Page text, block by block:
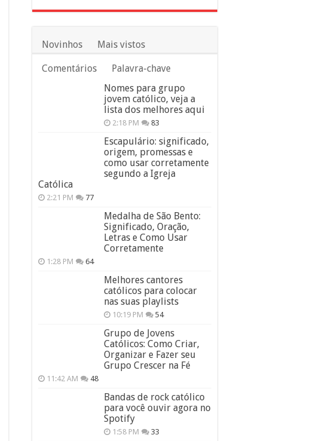
Novinhos Mais vistos
Comentários
Palavra-chave
Nomes para grupo
jovem católico, veja a
lista dos melhores aqui
2:18 PM 83
Escapulário: significado,
origem, promessas e
como usar corretamente
segundo a Igreja
Católica
2:21 PM 77
Medalha de São Bento:
Significado, Oração,
Letras e Como Usar
Corretamente
1:28 PM 64
Melhores cantores
católicos para colocar
nas suas playlists
10:19 PM 54
Grupo de Jovens
Católicos: Como Criar,
Organizar e Fazer seu
Grupo Crescer na Fé
11:42 AM 48
Bandas de rock católico
para você ouvir agora no
Spotify
1:58 PM 33